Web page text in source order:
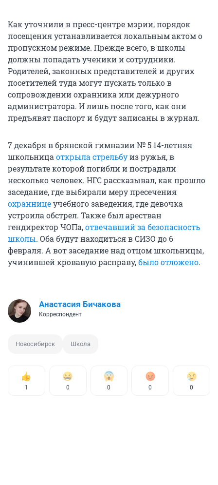
Как уточнили в пресс-центре мэрии, порядок
посещения устанавливается локальным актом о
пропускном режиме. Прежде всего, в школы
должны попадать ученики и сотрудники.
Родителей, законных представителей и других
посетителей туда могут пускать только в
сопровождении охранника или дежурного
администратора. И лишь после того, как они
предъявят паспорт и будут записаны в журнал.
7 декабря в брянской гимназии № 5 14-летняя
школьница открыла стрельбуиз ружья, в
результате которой погибли и пострадали
несколько человек. НГС рассказывал, как прошло
заседание, где выбирали меру пресечения
охранницеучебного заведения, где девочка
устроила обстрел. Также был арестван
гендиректор ЧОПа,отвечавший за безопасность
школы. Оба будут находиться в СИЗО до 6
февраля. А вот заседание над отцом школьницы,
учинившей кровавую расправу,было отложено.
Анастасия Бичакова
Корреспондент
Новосибирск Школа
1 0 0 0 0